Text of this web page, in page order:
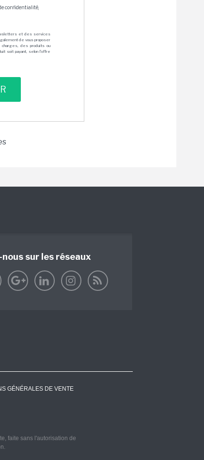
confidentialité,
et des services
de vous proposer
des produits ou
soit payant, selon l'offre
nous sur les réseaux
GÉNÉRALES DE VENTE
faite sans l'autorisation de